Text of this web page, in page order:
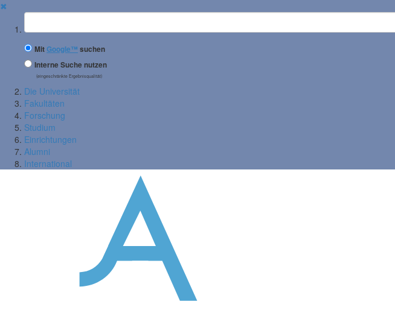
✖
Suchbegriff
MitGoogle™ suchen
Interne Suche nutzen
(eingeschränkte Ergebnisqualität)
Die Universität
Fakultäten
Forschung
Studium
Einrichtungen
Alumni
International